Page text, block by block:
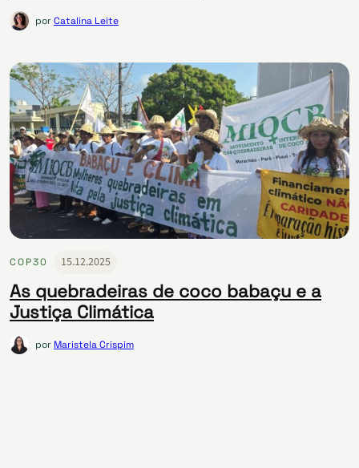
porCatalina Leite
COP30 15.12.2025
As quebradeiras de coco babaçu e a
Justiça Climática
por Maristela Crispim